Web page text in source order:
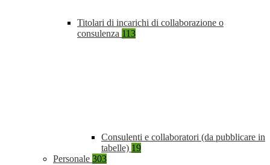
Titolari di incarichi di collaborazione o
consulenza 113
Consulenti e collaboratori (da pubblicare in
tabelle) 19
Personale 303